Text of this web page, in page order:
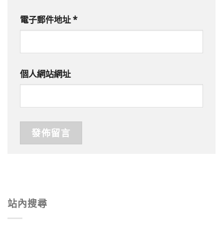
站內搜尋
電子郵件地址*
個人網站網址